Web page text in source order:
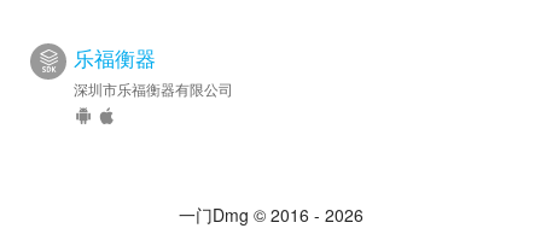
乐福衡器
深圳市乐福衡器有限公司
一门Dmg © 2016 - 2026